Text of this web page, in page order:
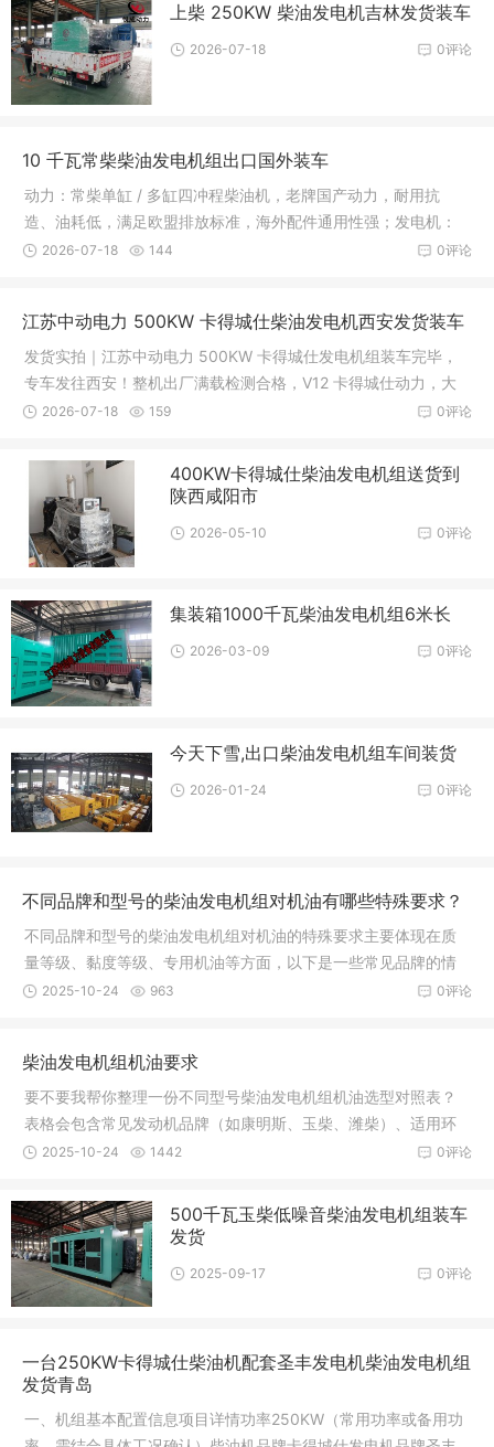
上柴 250KW 柴油发电机吉林发货装车
0评论
2026-07-18
10 千瓦常柴柴油发电机组出口国外装车
动力：常柴单缸 / 多缸四冲程柴油机，老牌国产动力，耐用抗
造、油耗低，满足欧盟排放标准，海外配件通用性强；发电机：
全铜无刷同步电机，AVR 稳压，单相 220V / 三相 380V 可定制 5
0评论
2026-07-18 144
江苏中动电力 500KW 卡得城仕柴油发电机西安发货装车
发货实拍｜江苏中动电力 500KW 卡得城仕发电机组装车完毕，
专车发往西安！整机出厂满载检测合格，V12 卡得城仕动力，大
功率稳定输出，厂区应急供电保障到位，一路顺风，准时交付！
0评论
2026-07-18 159
400KW卡得城仕柴油发电机组送货到
陕西咸阳市
0评论
2026-05-10
集装箱1000千瓦柴油发电机组6米长
0评论
2026-03-09
今天下雪,出口柴油发电机组车间装货
0评论
2026-01-24
不同品牌和型号的柴油发电机组对机油有哪些特殊要求？
不同品牌和型号的柴油发电机组对机油的特殊要求主要体现在质
量等级、黏度等级、专用机油等方面，以下是一些常见品牌的情
况：康明斯质量等级要求：康明斯发动机有限公司推荐使用符合
0评论
2025-10-24 963
柴油发电机组机油要求
要不要我帮你整理一份不同型号柴油发电机组机油选型对照表？
表格会包含常见发动机品牌（如康明斯、玉柴、潍柴）、适用环
境温度对应的机油黏度与质量级别，方便你快速匹配选型。
0评论
2025-10-24 1442
500千瓦玉柴低噪音柴油发电机组装车
发货
0评论
2025-09-17
一台250KW卡得城仕柴油机配套圣丰发电机柴油发电机组
发货青岛
一、机组基本配置信息项目详情功率250KW（常用功率或备用功